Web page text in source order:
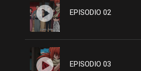
EPISODIO 02
EPISODIO 03